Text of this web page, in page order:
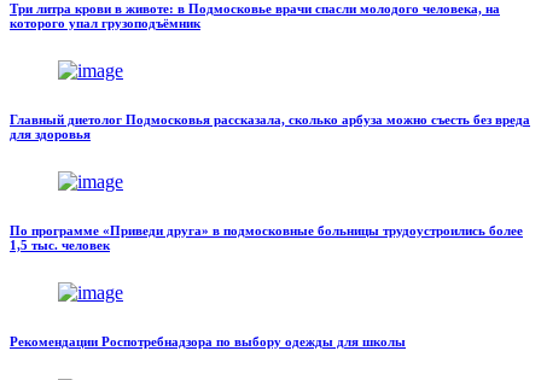
Три литра крови в животе: в Подмосковье врачи спасли молодого человека, на
которого упал грузоподъёмник
Главный диетолог Подмосковья рассказала, сколько арбуза можно съесть без вреда
для здоровья
По программе «Приведи друга» в подмосковные больницы трудоустроились более
1,5 тыс. человек
Рекомендации Роспотребнадзора по выбору одежды для школы